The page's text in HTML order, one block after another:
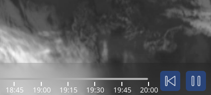
18:45 19:00 19:15 19:30 19:45 20:00